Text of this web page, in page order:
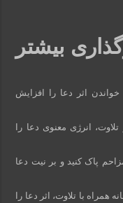
بیشتر
خواندن اثر دعا را افزایش
انرژی معنوی دعا را
پاک کنید و بر نیت دعا
همراه با تلاوت، اثر دعا را